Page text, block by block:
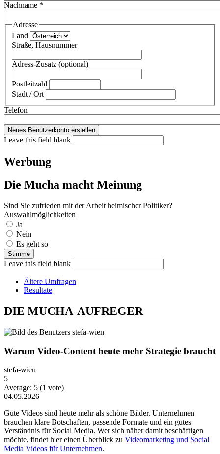
Nachname *
Adresse
Land
Straße, Hausnummer
Adress-Zusatz (optional)
Postleitzahl
Stadt / Ort
Telefon
Leave this field blank
Werbung
Die Mucha macht Meinung
Sind Sie zufrieden mit der Arbeit heimischer Politiker?
Auswahlmöglichkeiten
Ja
Nein
Es geht so
Leave this field blank
Ältere Umfragen
Resultate
DIE MUCHA-AUFREGER
Warum Video-Content heute mehr Strategie braucht
stefa-wien
5
Average: 5 (1 vote)
04.05.2026
Gute Videos sind heute mehr als schöne Bilder. Unternehmen
brauchen klare Botschaften, passende Formate und ein gutes
Verständnis für Social Media. Wer sich näher damit beschäftigen
möchte, findet hier einen Überblick zu Videomarketing und Social
Media Videos für Unternehmen.